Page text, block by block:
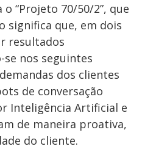
“Projeto 70/50/2”, que
significa que, em dois
resultados
nos seguintes
dos clientes
de conversação
Inteligência Artificial e
de maneira proativa,
do cliente.